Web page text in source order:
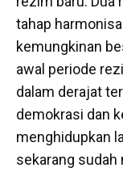
tahap
kemungkinan
awal periode
dalam derajat
demokrasi dan
menghidupkan
sekarang sudah